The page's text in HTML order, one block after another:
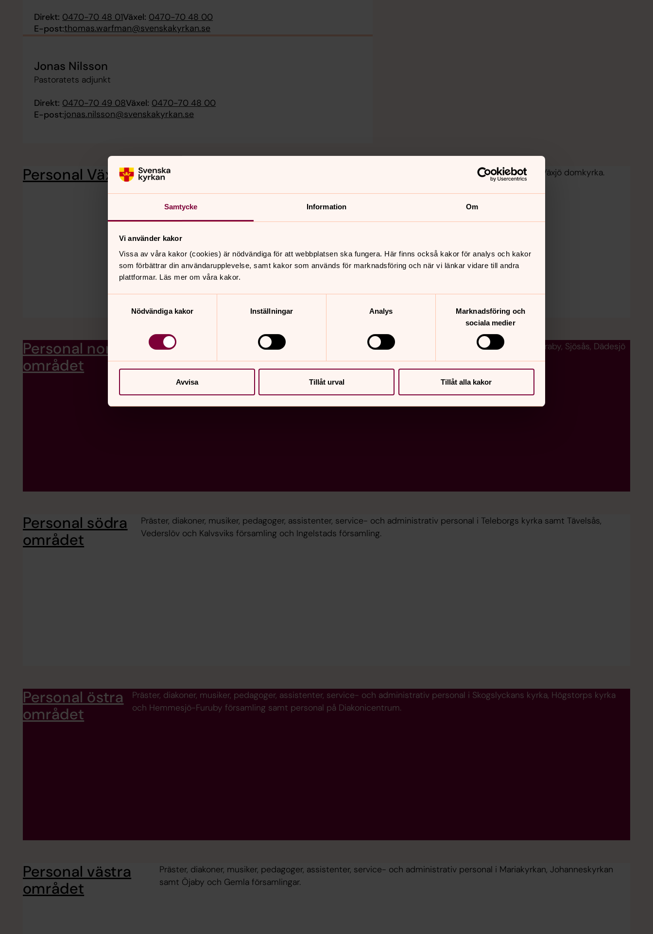
Samtycke Information Om
Vi använder kakor
Vissa av våra kakor (cookies) är nödvändiga för att webbplatsen ska fungera. Här finns också kakor för analys och kakor
som förbättrar din användarupplevelse, samt kakor som används för marknadsföring och när vi länkar vidare till andra
plattformar. Läs mer om våra kakor.
Nödvändiga kakor
Inställningar Analys
Marknadsföring och
sociala medier
Avvisa Tillåt urval Tillåt alla kakor
Direkt: 0470-70 48 01Växel: 0470-70 48 00
E-post:thomas.warfman@svenskakyrkan.se
Jonas Nilsson
Pastoratets adjunkt
Direkt: 0470-70 49 08Växel: 0470-70 48 00
E-post:jonas.nilsson@svenskakyrkan.se
Personal Växjö domkyrka Präster, diakoner, musiker, pedagoger, assistenter, service- och administrativ personal i Växjö domkyrka.
Personal norra
området
Präster, diakoner, musiker, pedagoger, assistenter, service- och administrativ personal i Gårdsby, Söraby, Sjösås, Dädesjö
och Lammhults församlingar.
Personal södra
området
Präster, diakoner, musiker, pedagoger, assistenter, service- och administrativ personal i Teleborgs kyrka samt Tävelsås,
Vederslöv och Kalvsviks församling och Ingelstads församling.
Personal östra
området
Präster, diakoner, musiker, pedagoger, assistenter, service- och administrativ personal i Skogslyckans kyrka, Högstorps kyrka
och Hemmesjö-Furuby församling samt personal på Diakonicentrum.
Personal västra
området
Präster, diakoner, musiker, pedagoger, assistenter, service- och administrativ personal i Mariakyrkan, Johanneskyrkan
samt Öjaby och Gemla församlingar.